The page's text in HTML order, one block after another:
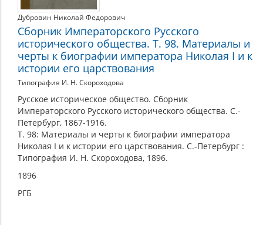
Дубровин Николай Федорович
Сборник Императорского Русского
исторического общества. Т. 98. Материалы и
черты к биографии императора Николая I и к
истории его царствования
Типография И. Н. Скороходова
Русское историческое общество. Сборник
Императорского Русского исторического общества. С.-
Петербург, 1867-1916.
Т. 98: Материалы и черты к биографии императора
Николая I и к истории его царствования. С.-Петербург :
Типография И. Н. Скороходова, 1896.
1896
РГБ